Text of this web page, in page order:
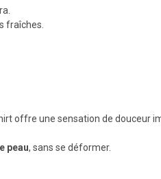
fraîches.
offre une sensation de douceur
peau, sans se déformer.